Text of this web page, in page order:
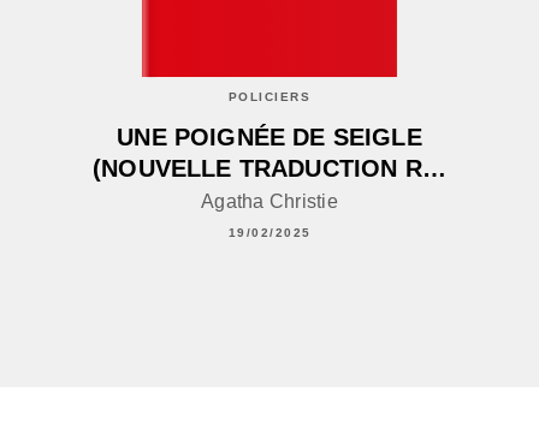
POLICIERS
UNE POIGNÉE DE SEIGLE
(NOUVELLE TRADUCTION R…
Agatha Christie
19/02/2025